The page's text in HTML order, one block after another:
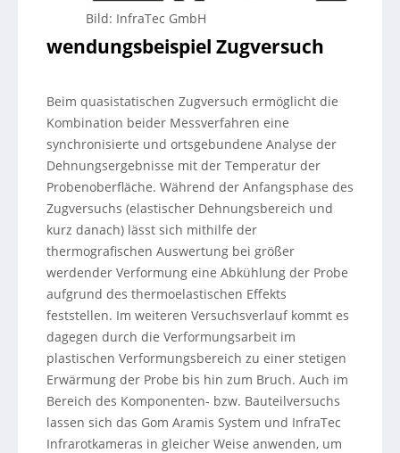
Bild: InfraTec GmbH
wendungsbeispiel Zugversuch
Beim quasistatischen Zugversuch ermöglicht die
Kombination beider Messverfahren eine
synchronisierte und ortsgebundene Analyse der
Dehnungsergebnisse mit der Temperatur der
Probenoberfläche. Während der Anfangsphase des
Zugversuchs (elastischer Dehnungsbereich und
kurz danach) lässt sich mithilfe der
thermografischen Auswertung bei größer
werdender Verformung eine Abkühlung der Probe
aufgrund des thermoelastischen Effekts
feststellen. Im weiteren Versuchsverlauf kommt es
dagegen durch die Verformungsarbeit im
plastischen Verformungsbereich zu einer stetigen
Erwärmung der Probe bis hin zum Bruch. Auch im
Bereich des Komponenten- bzw. Bauteilversuchs
lassen sich das Gom Aramis System und InfraTec
Infrarotkameras in gleicher Weise anwenden, um